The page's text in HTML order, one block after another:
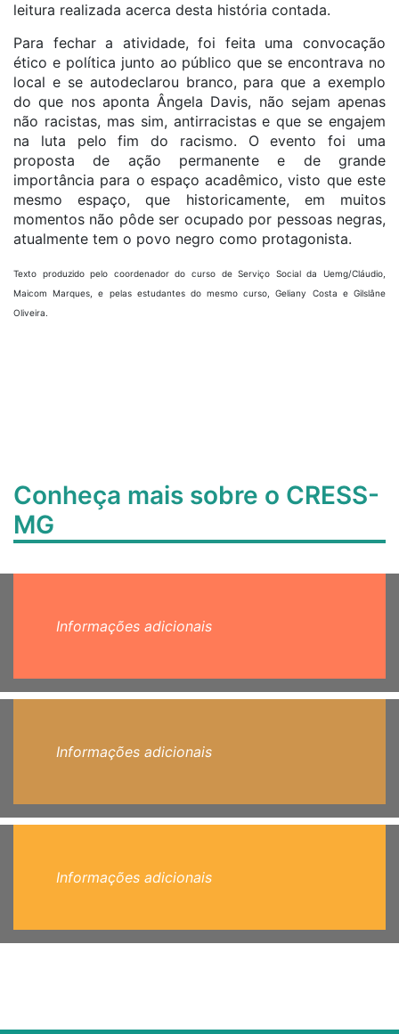
leitura realizada acerca desta história contada.
Para fechar a atividade, foi feita uma convocação
ético e política junto ao público que se encontrava no
local e se autodeclarou branco, para que a exemplo
do que nos aponta Ângela Davis, não sejam apenas
não racistas, mas sim, antirracistas e que se engajem
na luta pelo fim do racismo. O evento foi uma
proposta de ação permanente e de grande
importância para o espaço acadêmico, visto que este
mesmo espaço, que historicamente, em muitos
momentos não pôde ser ocupado por pessoas negras,
atualmente tem o povo negro como protagonista.
Texto produzido pelo coordenador do curso de Serviço Social da Uemg/Cláudio,
Maicom Marques, e pelas estudantes do mesmo curso, Geliany Costa e Gilslâne
Oliveira.
Conheça mais sobre o CRESS-
MG
Informações adicionais
Informações adicionais
Informações adicionais